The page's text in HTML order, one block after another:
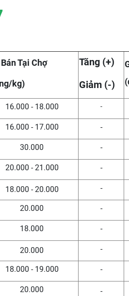
Tại Chợ
kg)
Tăng (+)
Giảm (-)
16.000 - 18.000 -
16.000 - 17.000 -
30.000 -
20.000 - 21.000 -
18.000 - 20.000 -
20.000 -
18.000 -
20.000 -
18.000 - 19.000 -
20.000 -